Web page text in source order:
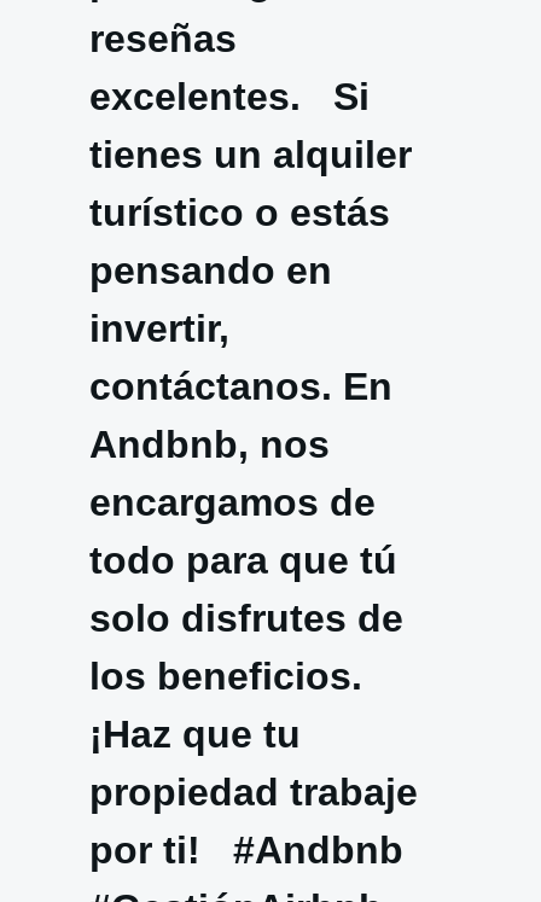
reseñas
excelentes. Si
tienes un alquiler
turístico o estás
pensando en
invertir,
contáctanos. En
Andbnb, nos
encargamos de
todo para que tú
solo disfrutes de
los beneficios.
¡Haz que tu
propiedad trabaje
por ti! #Andbnb